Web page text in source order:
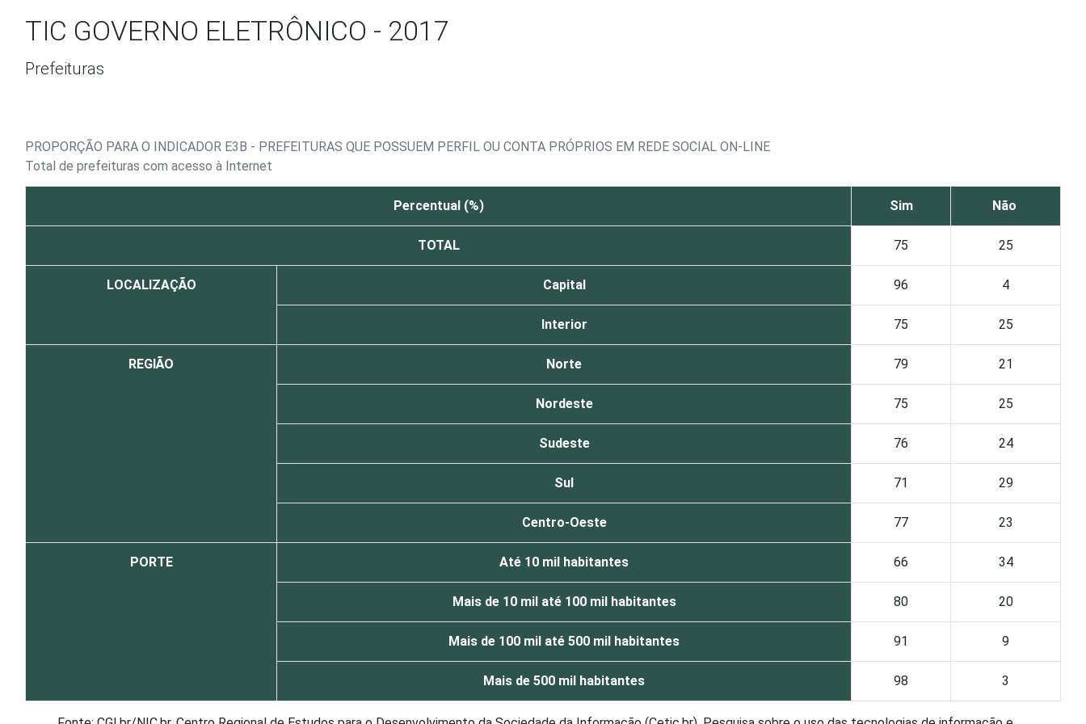
TIC GOVERNO ELETRÔNICO - 2017
Prefeituras
PROPORÇÃO PARA O INDICADOR E3B - PREFEITURAS QUE POSSUEM PERFIL OU CONTA PRÓPRIOS EM REDE SOCIAL ON-LINE
Total de prefeituras com acesso à Internet
Percentual (%) Sim Não
TOTAL 75 25
LOCALIZAÇÃO Capital 96 4
Interior 75 25
REGIÃO Norte 79 21
Nordeste 75 25
Sudeste 76 24
Sul 71 29
Centro-Oeste 77 23
PORTE Até 10 mil habitantes 66 34
Mais de 10 mil até 100 mil habitantes 80 20
Mais de 100 mil até 500 mil habitantes 91 9
Mais de 500 mil habitantes 98 3